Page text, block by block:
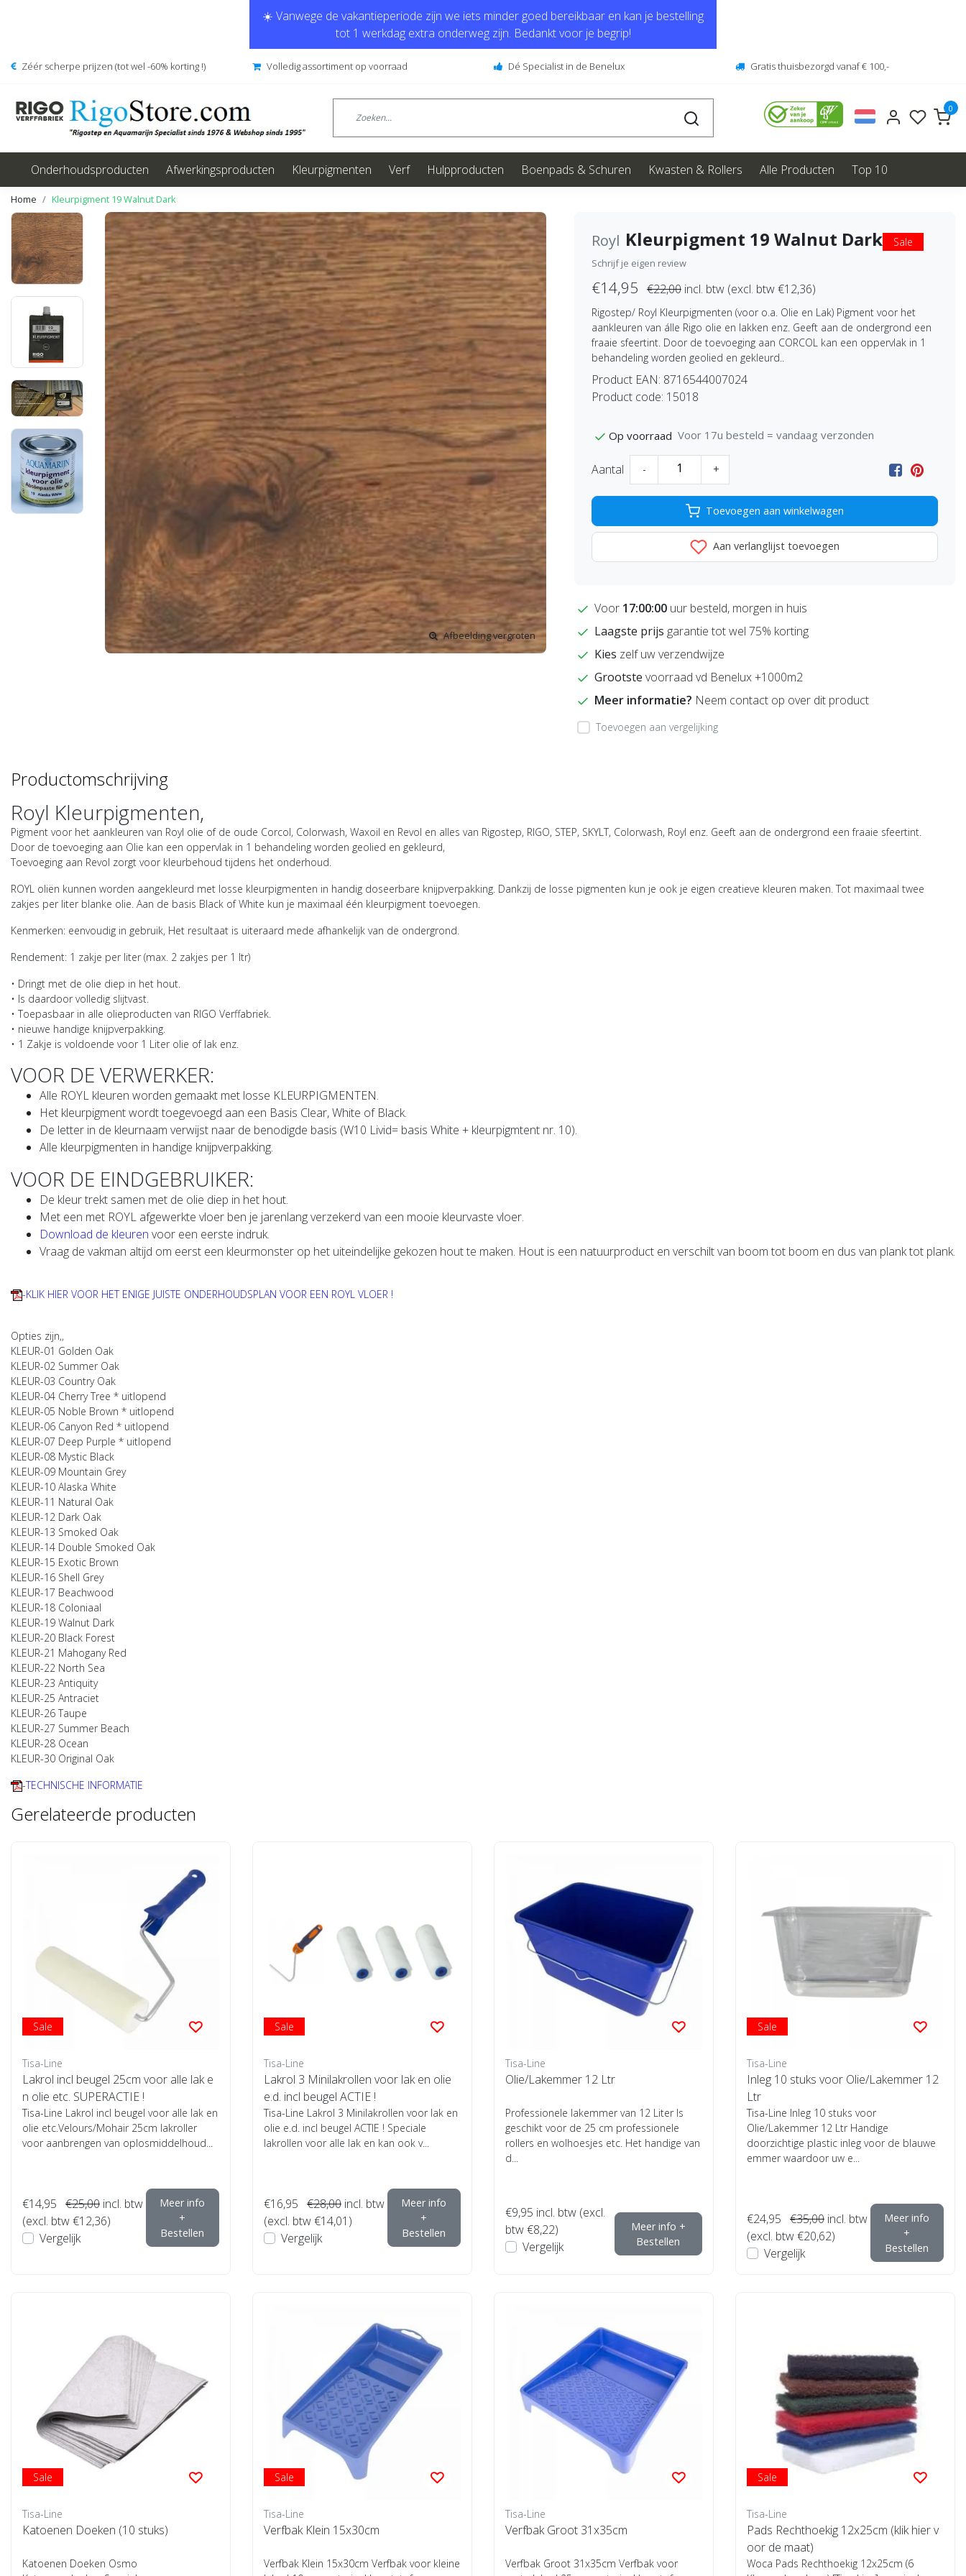
☀️ Vanwege de vakantieperiode zijn we iets minder goed bereikbaar en kan je bestelling
tot 1 werkdag extra onderweg zijn. Bedankt voor je begrip!
Zéér scherpe prijzen (tot wel -60% korting !) Volledig assortiment op voorraad Dé Specialist in de Benelux Gratis thuisbezorgd vanaf € 100,-
0
Onderhoudsproducten Afwerkingsproducten Kleurpigmenten Verf Hulpproducten Boenpads & Schuren Kwasten & Rollers Alle Producten Top 10
Home Kleurpigment 19 Walnut Dark
Afbeelding vergroten
Royl Kleurpigment 19 Walnut Dark Sale
Schrijf je eigen review
€14,95 €22,00 incl. btw (excl. btw €12,36)
Rigostep/ Royl Kleurpigmenten (voor o.a. Olie en Lak) Pigment voor het
aankleuren van álle Rigo olie en lakken enz. Geeft aan de ondergrond een
fraaie sfeertint. Door de toevoeging aan CORCOL kan een oppervlak in 1
behandeling worden geolied en gekleurd..
Product EAN: 8716544007024
Product code: 15018
Op voorraad Voor 17u besteld = vandaag verzonden
Aantal - +
Toevoegen aan winkelwagen
Aan verlanglijst toevoegen
Voor 17:00:00 uur besteld, morgen in huis
Laagste prijs garantie tot wel 75% korting
Kies zelf uw verzendwijze
Grootste voorraad vd Benelux +1000m2
Meer informatie? Neem contact op over dit product
Toevoegen aan vergelijking
Productomschrijving
Royl Kleurpigmenten,
Pigment voor het aankleuren van Royl olie of de oude Corcol, Colorwash, Waxoil en Revol en alles van Rigostep, RIGO, STEP, SKYLT, Colorwash, Royl enz. Geeft aan de ondergrond een fraaie sfeertint.
Door de toevoeging aan Olie kan een oppervlak in 1 behandeling worden geolied en gekleurd,
Toevoeging aan Revol zorgt voor kleurbehoud tijdens het onderhoud.
ROYL oliën kunnen worden aangekleurd met losse kleurpigmenten in handig doseerbare knijpverpakking. Dankzij de losse pigmenten kun je ook je eigen creatieve kleuren maken. Tot maximaal twee
zakjes per liter blanke olie. Aan de basis Black of White kun je maximaal één kleurpigment toevoegen.
Kenmerken: eenvoudig in gebruik, Het resultaat is uiteraard mede afhankelijk van de ondergrond.
Rendement: 1 zakje per liter (max. 2 zakjes per 1 ltr)
• Dringt met de olie diep in het hout.
• Is daardoor volledig slijtvast.
• Toepasbaar in alle olieproducten van RIGO Verffabriek.
• nieuwe handige knijpverpakking.
• 1 Zakje is voldoende voor 1 Liter olie of lak enz.
VOOR DE VERWERKER:
Alle ROYL kleuren worden gemaakt met losse KLEURPIGMENTEN.
Het kleurpigment wordt toegevoegd aan een Basis Clear, White of Black.
De letter in de kleurnaam verwijst naar de benodigde basis (W10 Livid= basis White + kleurpigmtent nr. 10).
Alle kleurpigmenten in handige knijpverpakking.
VOOR DE EINDGEBRUIKER:
De kleur trekt samen met de olie diep in het hout.
Met een met ROYL afgewerkte vloer ben je jarenlang verzekerd van een mooie kleurvaste vloer.
Download de kleuren voor een eerste indruk.
Vraag de vakman altijd om eerst een kleurmonster op het uiteindelijke gekozen hout te maken. Hout is een natuurproduct en verschilt van boom tot boom en dus van plank tot plank.
-KLIK HIER VOOR HET ENIGE JUISTE ONDERHOUDSPLAN VOOR EEN ROYL VLOER !
Opties zijn,,
KLEUR-01 Golden Oak
KLEUR-02 Summer Oak
KLEUR-03 Country Oak
KLEUR-04 Cherry Tree * uitlopend
KLEUR-05 Noble Brown * uitlopend
KLEUR-06 Canyon Red * uitlopend
KLEUR-07 Deep Purple * uitlopend
KLEUR-08 Mystic Black
KLEUR-09 Mountain Grey
KLEUR-10 Alaska White
KLEUR-11 Natural Oak
KLEUR-12 Dark Oak
KLEUR-13 Smoked Oak
KLEUR-14 Double Smoked Oak
KLEUR-15 Exotic Brown
KLEUR-16 Shell Grey
KLEUR-17 Beachwood
KLEUR-18 Coloniaal
KLEUR-19 Walnut Dark
KLEUR-20 Black Forest
KLEUR-21 Mahogany Red
KLEUR-22 North Sea
KLEUR-23 Antiquity
KLEUR-25 Antraciet
KLEUR-26 Taupe
KLEUR-27 Summer Beach
KLEUR-28 Ocean
KLEUR-30 Original Oak
-TECHNISCHE INFORMATIE
Gerelateerde producten
Sale
Tisa-Line
Lakrol incl beugel 25cm voor alle lak e
n olie etc. SUPERACTIE !
Tisa-Line Lakrol incl beugel voor alle lak en
olie etc.Velours/Mohair 25cm lakroller
voor aanbrengen van oplosmiddelhoud...
€14,95 €25,00 incl. btw
(excl. btw €12,36)
Vergelijk
Meer info
+
Bestellen
Sale
Tisa-Line
Lakrol 3 Minilakrollen voor lak en olie
e.d. incl beugel ACTIE !
Tisa-Line Lakrol 3 Minilakrollen voor lak en
olie e.d. incl beugel ACTIE ! Speciale
lakrollen voor alle lak en kan ook v...
€16,95 €28,00 incl. btw
(excl. btw €14,01)
Vergelijk
Meer info
+
Bestellen
Tisa-Line
Olie/Lakemmer 12 Ltr
Professionele lakemmer van 12 Liter Is
geschikt voor de 25 cm professionele
rollers en wolhoesjes etc. Het handige van
d...
€9,95 incl. btw (excl.
btw €8,22)
Vergelijk
Meer info +
Bestellen
Sale
Tisa-Line
Inleg 10 stuks voor Olie/Lakemmer 12
Ltr
Tisa-Line Inleg 10 stuks voor
Olie/Lakemmer 12 Ltr Handige
doorzichtige plastic inleg voor de blauwe
emmer waardoor uw e...
€24,95 €35,00 incl. btw
(excl. btw €20,62)
Vergelijk
Meer info
+
Bestellen
Sale
Tisa-Line
Katoenen Doeken (10 stuks)
Katoenen Doeken Osmo
Sale
Tisa-Line
Verfbak Klein 15x30cm
Verfbak Klein 15x30cm Verfbak voor kleine
Tisa-Line
Verfbak Groot 31x35cm
Verfbak Groot 31x35cm Verfbak voor
Sale
Tisa-Line
Pads Rechthoekig 12x25cm (klik hier v
oor de maat)
Woca Pads Rechthoekig 12x25cm (6